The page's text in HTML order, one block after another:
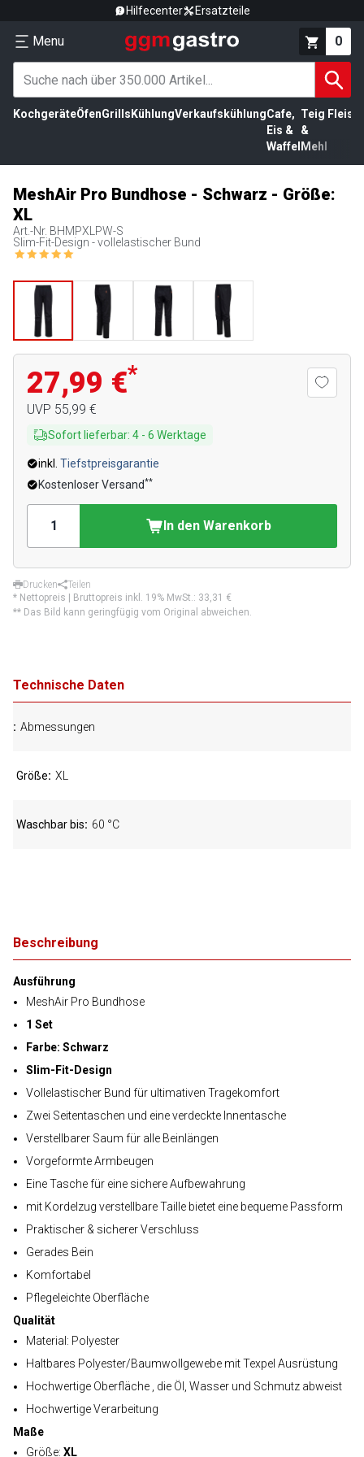
Hilfecenter Ersatzteile
Menu 0
KochgeräteÖfenGrills KühlungVerkaufskühlungCafe,
Eis &
Waffel
Teig
&
Mehl
MeshAir Pro Bundhose - Schwarz - Größe:
XL
Art.-Nr. BHMPXLPW-S
Slim-Fit-Design - vollelastischer Bund
27,99 €*
UVP 55,99 €
Sofort lieferbar: 4 - 6 Werktage
inkl. Tiefstpreisgarantie
Kostenloser Versand**
In den Warenkorb
Drucken
Teilen
* Nettopreis | Bruttopreis inkl. 19% MwSt.: 33,31 €
** Das Bild kann geringfügig vom Original abweichen.
Beschreibung
Ausführung
MeshAir Pro Bundhose
1 Set
Farbe: Schwarz
Slim-Fit-Design
Vollelastischer Bund für ultimativen Tragekomfort
Zwei Seitentaschen und eine verdeckte Innentasche
Verstellbarer Saum für alle Beinlängen
Vorgeformte Armbeugen
Eine Tasche für eine sichere Aufbewahrung
mit Kordelzug verstellbare Taille bietet eine bequeme Passform
Praktischer & sicherer Verschluss
Gerades Bein
Komfortabel
Pflegeleichte Oberfläche
Qualität
Material: Polyester
Haltbares Polyester/Baumwollgewebe mit Texpel Ausrüstung
Hochwertige Oberfläche , die Öl, Wasser und Schmutz abweist
Hochwertige Verarbeitung
Maße
Größe: XL
Technische Daten
Abmessungen
Größe XL
Waschbar bis 60 °C